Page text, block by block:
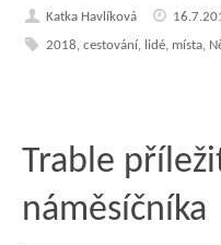
Katka Havlíková
2018, cestování, lidé, místa,
Trable
náměsíčníka